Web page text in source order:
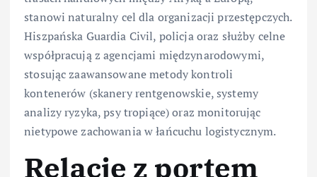
stanowi naturalny cel dla organizacji przestępczych.
Hiszpańska Guardia Civil, policja oraz służby celne
współpracują z agencjami międzynarodowymi,
stosując zaawansowane metody kontroli
kontenerów (skanery rentgenowskie, systemy
analizy ryzyka, psy tropiące) oraz monitorując
nietypowe zachowania w łańcuchu logistycznym.
Relacje z portem